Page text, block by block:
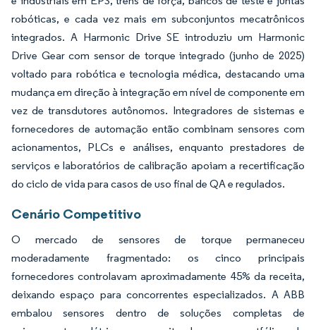
robóticas, e cada vez mais em subconjuntos mecatrônicos
integrados. A Harmonic Drive SE introduziu um Harmonic
Drive Gear com sensor de torque integrado (junho de 2025)
voltado para robótica e tecnologia médica, destacando uma
mudança em direção à integração em nível de componente em
vez de transdutores autônomos. Integradores de sistemas e
fornecedores de automação então combinam sensores com
acionamentos, PLCs e análises, enquanto prestadores de
serviços e laboratórios de calibração apoiam a recertificação
do ciclo de vida para casos de uso final de QA e regulados.
Cenário Competitivo
O mercado de sensores de torque permaneceu
moderadamente fragmentado: os cinco principais
fornecedores controlavam aproximadamente 45% da receita,
deixando espaço para concorrentes especializados. A ABB
embalou sensores dentro de soluções completas de